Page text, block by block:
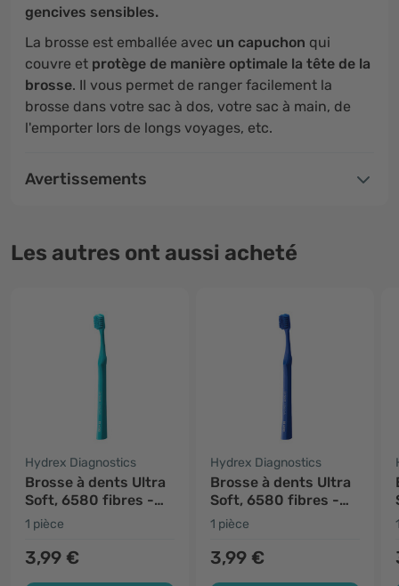
gencives sensibles.
La brosse est emballée avec un capuchon qui
couvre et protège de manière optimale la tête de la
brosse. Il vous permet de ranger facilement la
brosse dans votre sac à dos, votre sac à main, de
l'emporter lors de longs voyages, etc.
Avertissements
Les autres ont aussi acheté
Hydrex Diagnostics
Brosse à dents Ultra
Soft, 6580 fibres -
menthe
1 pièce
3,99 €
Hydrex Diagnostics
Brosse à dents Ultra
Soft, 6580 fibres -
bleu
1 pièce
3,99 €